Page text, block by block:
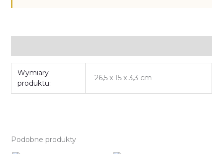
Wymiary
produktu:
26,5 x 15 x 3,3 cm
Podobne produkty